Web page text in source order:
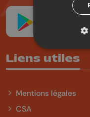
Liens utiles
Mentions légales
CSA